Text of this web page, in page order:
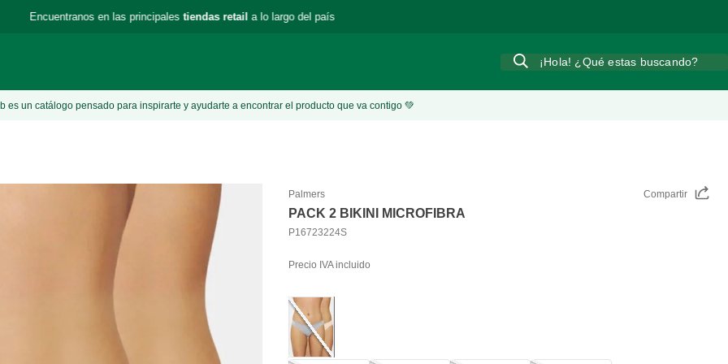
Encuentranos en las principales tiendas retail a lo largo del país
es un catálogo pensado para inspirarte y ayudarte a encontrar el producto que va contigo 💚
Palmers Compartir
PACK 2 BIKINI MICROFIBRA
P16723224S
Precio IVA incluido